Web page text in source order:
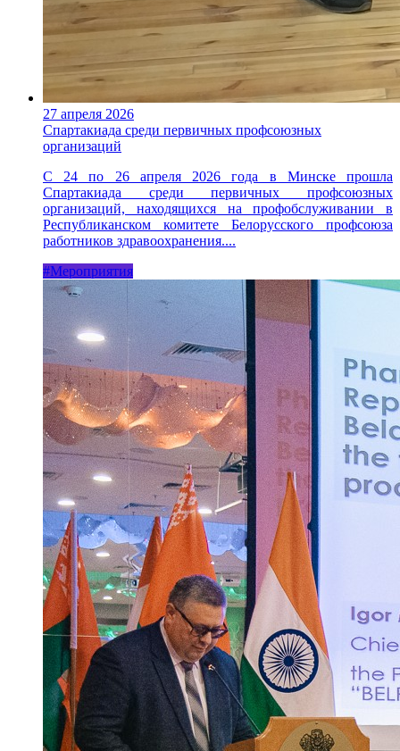
27 апреля 2026
Спартакиада среди первичных профсоюзных
организаций
С 24 по 26 апреля 2026 года в Минске прошла
Спартакиада среди первичных профсоюзных
организаций, находящихся на профобслуживании в
Республиканском комитете Белорусского профсоюза
работников здравоохранения....
#Мероприятия